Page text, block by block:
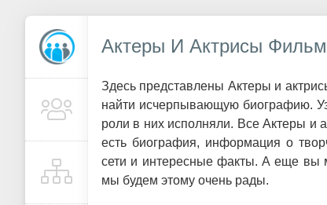
Актеры И Актрисы
Здесь представлены Актеры и
найти исчерпывающую биографию.
роли в них исполняли. Все Актеры
есть биография, информация о
сети и интересные факты. А еще вы
мы будем этому очень рады.